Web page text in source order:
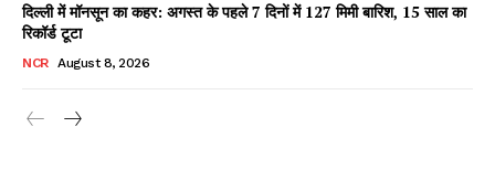
Read Latest News on AIN
दिल्ली में मॉनसून का कहर: अगस्त के पहले 7 दिनों में 127 मिमी बारिश, 15 साल का
रिकॉर्ड टूटा
NCR August 8, 2026